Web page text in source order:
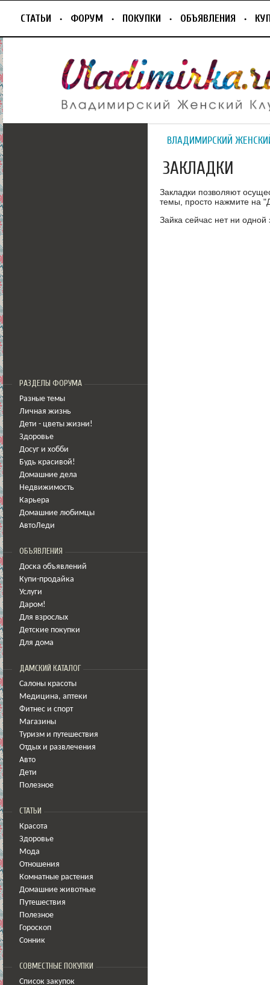
СТАТЬИ ФОРУМ ПОКУПКИ ОБЪЯВЛЕНИЯ
РАЗДЕЛЫ ФОРУМА
Разные темы
Личная жизнь
Дети - цветы жизни!
Здоровье
Досуг и хобби
Будь красивой!
Домашние дела
Недвижимость
Карьера
Домашние любимцы
АвтоЛеди
ОБЪЯВЛЕНИЯ
Доска объявлений
Купи-продайка
Услуги
Даром!
Для взрослых
Детские покупки
Для дома
ДАМСКИЙ КАТАЛОГ
Салоны красоты
Медицина, аптеки
Фитнес и спорт
Магазины
Туризм и путешествия
Отдых и развлечения
Авто
Дети
Полезное
СТАТЬИ
Красота
Здоровье
Мода
Отношения
Комнатные растения
Домашние животные
Путешествия
Полезное
Гороскоп
Сонник
СОВМЕСТНЫЕ ПОКУПКИ
Список закупок
ВЛАДИМИРСКИЙ
ЗАКЛАДКИ
Закладки позволяют
темы, просто нажмите на
Зайка сейчас нет ни одной